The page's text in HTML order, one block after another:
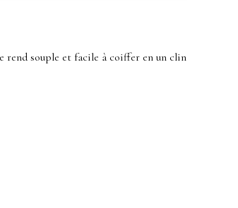
rend souple et facile à coiffer en un clin